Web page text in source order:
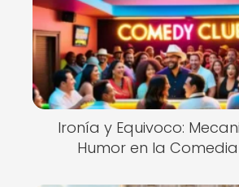
Ironía y Equivoco:
Humor en la